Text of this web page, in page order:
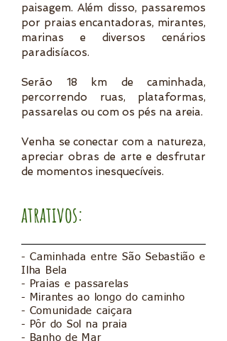
paisagem. Além disso, passaremos
por praias encantadoras, mirantes,
marinas e diversos cenários
paradisíacos.
Serão 18 km de caminhada,
percorrendo ruas, plataformas,
passarelas ou com os pés na areia.
Venha se conectar com a natureza,
apreciar obras de arte e desfrutar
de momentos inesquecíveis.
atrativos:
- Caminhada entre São Sebastião e
Ilha Bela
- Praias e passarelas
- Mirantes ao longo do caminho
- Comunidade caiçara
- Pôr do Sol na praia
- Banho de Mar